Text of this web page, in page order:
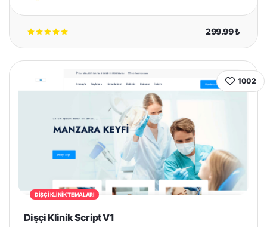
299.99 ₺
1002
DIŞÇI KLINIK TEMALARI
Dişçi Klinik Script V1